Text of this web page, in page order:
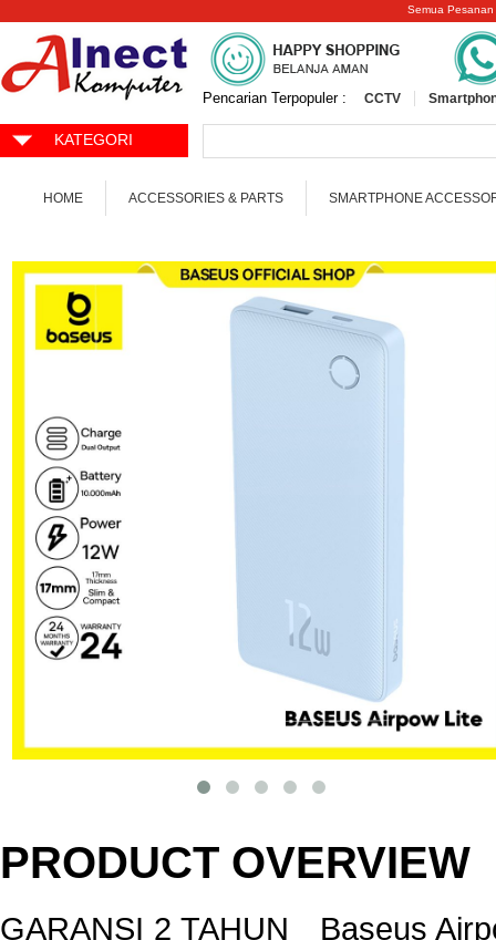
Semua Pesanan
Pencarian Terpopuler : CCTV
KATEGORI
HOME ACCESSORIES & PARTS SMARTPHONE
PRODUCT OVERVIEW
GARANSI 2 TAHUN Baseus